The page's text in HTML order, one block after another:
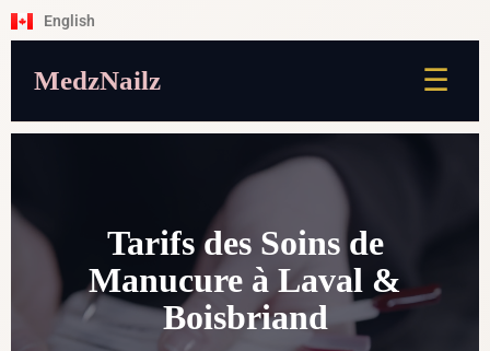
English
MedzNailz ☰
Tarifs des Soins de
Manucure à Laval &
Boisbriand